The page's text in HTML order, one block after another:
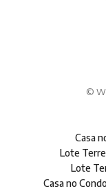
©
Casa
Lote
Lote
Casa no